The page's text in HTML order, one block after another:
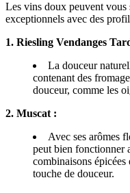
Les vins doux peuvent vous
exceptionnels avec des
1. Riesling Vendanges
La douceur
contenant des
douceur, comme les
2. Muscat :
Avec ses arômes
peut bien fonctionner
combinaisons épicées
touche de douceur.